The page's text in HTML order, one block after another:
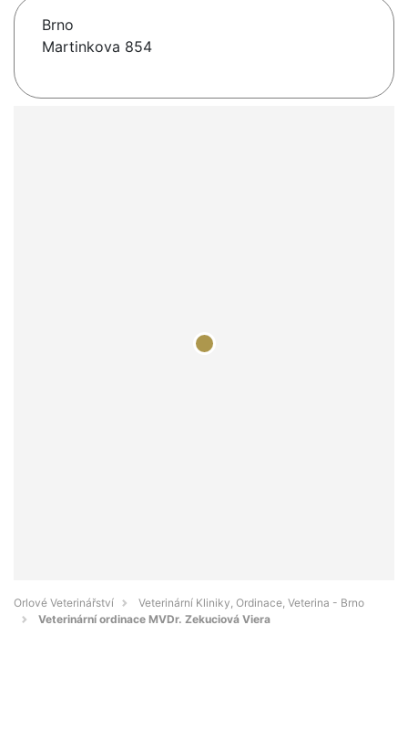
Brno
Martinkova 854
Orlové Veterinářství
Veterinární Kliniky, Ordinace, Veterina - Brno
Veterinární ordinace MVDr. Zekuciová Viera